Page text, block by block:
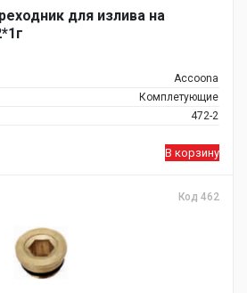
для излива на
Accoona
Комплетующие
472-2
В корзину
Код 462